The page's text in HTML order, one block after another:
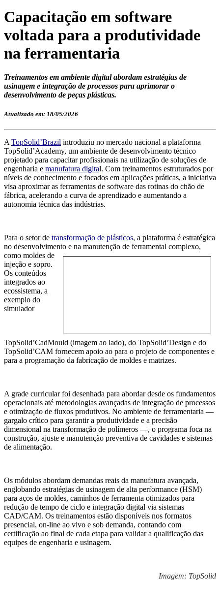
Capacitação em software
voltada para a produtividade
na ferramentaria
Treinamentos em ambiente digital abordam estratégias de
usinagem e integração de processos para aprimorar o
desenvolvimento de peças plásticas.
Atualizado em: 18/05/2026
ATopSolid’Brazil introduziu no mercado nacional a plataforma
TopSolid’Academy, um ambiente de desenvolvimento técnico
projetado para capacitar profissionais na utilização de soluções de
engenharia e manufatura digital. Com treinamentos estruturados por
níveis de conhecimento e focados em aplicações práticas, a iniciativa
visa aproximar as ferramentas de software das rotinas do chão de
fábrica, acelerando a curva de aprendizado e aumentando a
autonomia técnica das indústrias.
Para o setor de transformação de plásticos, a plataforma é estratégica
no desenvolvimento e na manutenção de ferramental complexo,
como moldes de
injeção e sopro.
Os conteúdos
integrados ao
ecossistema, a
exemplo do
simulador
TopSolid’CadMould (imagem ao lado), do TopSolid’Design e do
TopSolid’CAM fornecem apoio ao para o projeto de componentes e
para a programação da fabricação de moldes e matrizes.
A grade curricular foi desenhada para abordar desde os fundamentos
operacionais até metodologias avançadas de integração de processos
e otimização de fluxos produtivos. No ambiente de ferramentaria —
gargalo crítico para garantir a produtividade e a precisão
dimensional na transformação de polímeros —, o programa foca na
construção, ajuste e manutenção preventiva de cavidades e sistemas
de alimentação.
Os módulos abordam demandas reais da manufatura avançada,
englobando estratégias de usinagem de alta performance (HSM)
para aços de moldes, caminhos de ferramenta otimizados para
redução de tempo de ciclo e integração digital via sistemas
CAD/CAM. Os treinamentos estão disponíveis nos formatos
presencial, on-line ao vivo e sob demanda, contando com
certificação ao final de cada etapa para validar a qualificação das
equipes de engenharia e usinagem.
Imagem: TopSolid